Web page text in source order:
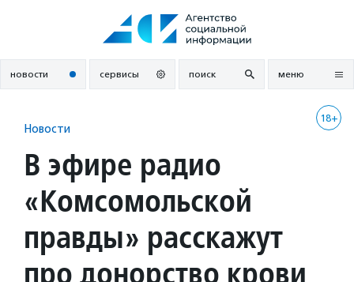
новости сервисы поиск меню
18+
Новости
В эфире радио
«Комсомольской
правды» расскажут
про донорство крови